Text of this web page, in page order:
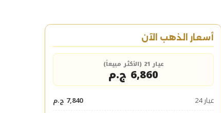
أسعار الذهب الآن
عيار 21 (الأكثر مبيعاً)
6,860 ج.م
عيار 24
7,840 ج.م